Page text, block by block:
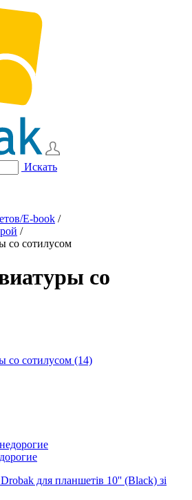
Искать
E-book /
/
со сотилусом
со
со сотилусом (14)
для планшетів 10'' (Black) зі